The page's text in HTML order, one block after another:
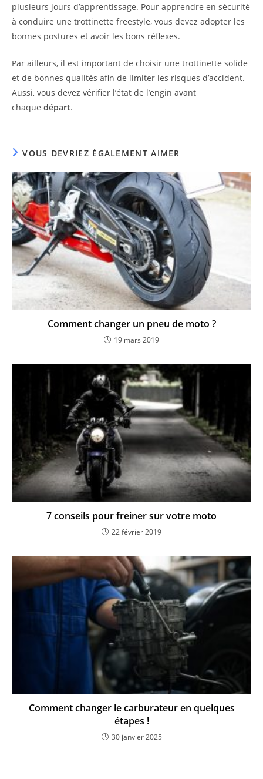
plusieurs jours d’apprentissage. Pour apprendre en sécurité
à conduire une trottinette freestyle, vous devez adopter les
bonnes postures et avoir les bons réflexes.
Par ailleurs, il est important de choisir une trottinette solide
et de bonnes qualités afin de limiter les risques d’accident.
Aussi, vous devez vérifier l’état de l’engin avant
chaque départ.
VOUS DEVRIEZ ÉGALEMENT AIMER
Comment changer un pneu de moto ?
19 mars 2019
7 conseils pour freiner sur votre moto
22 février 2019
Comment changer le carburateur en quelques
étapes !
30 janvier 2025